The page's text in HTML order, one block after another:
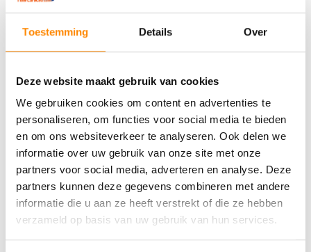
Toestemming Details Over
Deze website maakt gebruik van cookies
We gebruiken cookies om content en advertenties te
personaliseren, om functies voor social media te bieden
en om ons websiteverkeer te analyseren. Ook delen we
informatie over uw gebruik van onze site met onze
partners voor social media, adverteren en analyse. Deze
partners kunnen deze gegevens combineren met andere
informatie die u aan ze heeft verstrekt of die ze hebben
verzameld op basis van uw gebruik van hun services.
US$ 50 p.p.
Algemene details zoals hierboven gemeld
Inclusief 1 welkomstcocktail
Inclusief 2 cocktails tijdens de Cocktail Workshop